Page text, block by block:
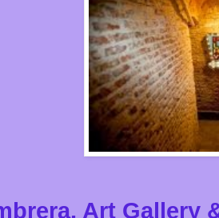
Art Gallery